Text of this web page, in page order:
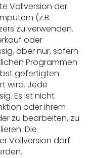
Vollversion der
(z.B.
zu verwenden.
oder
aber nur, sofern
Programmen
gefertigten
wird. Jede
Es ist nicht
oder ihrem
zu bearbeiten, zu
Die
Vollversion darf